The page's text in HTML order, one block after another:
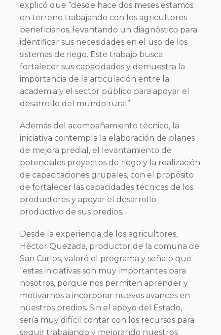
explicó que “desde hace dos meses estamos
en terreno trabajando con los agricultores
beneficiarios, levantando un diagnóstico para
identificar sus necesidades en el uso de los
sistemas de riego. Este trabajo busca
fortalecer sus capacidades y demuestra la
importancia de la articulación entre la
academia y el sector público para apoyar el
desarrollo del mundo rural”.
Además del acompañamiento técnico, la
iniciativa contempla la elaboración de planes
de mejora predial, el levantamiento de
potenciales proyectos de riego y la realización
de capacitaciones grupales, con el propósito
de fortalecer las capacidades técnicas de los
productores y apoyar el desarrollo
productivo de sus predios.
Desde la experiencia de los agricultores,
Héctor Quezada, productor de la comuna de
San Carlos, valoró el programa y señaló que
“estas iniciativas son muy importantes para
nosotros, porque nos permiten aprender y
motivarnos a incorporar nuevos avances en
nuestros predios. Sin el apoyo del Estado,
sería muy difícil contar con los recursos para
seguir trabajando y mejorando nuestros